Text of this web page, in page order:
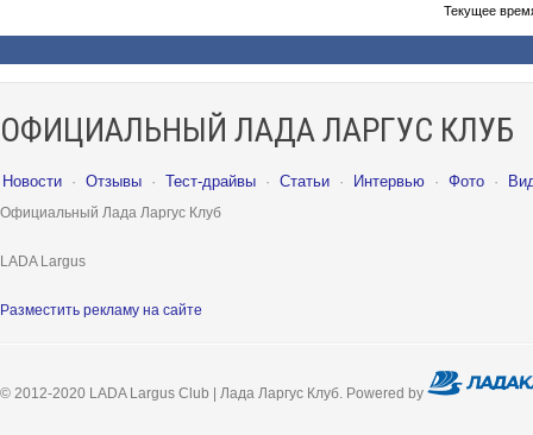
Текущее
ОФИЦИАЛЬНЫЙ ЛАДА ЛАРГУС КЛУБ
Новости · Отзывы · Тест-драйвы · Статьи · Интервью · Фото ·
Официальный Лада Ларгус Клуб
LADA Largus
Разместить рекламу на сайте
© 2012-2020 LADA Largus Club | Лада Ларгус Клуб. Powered by